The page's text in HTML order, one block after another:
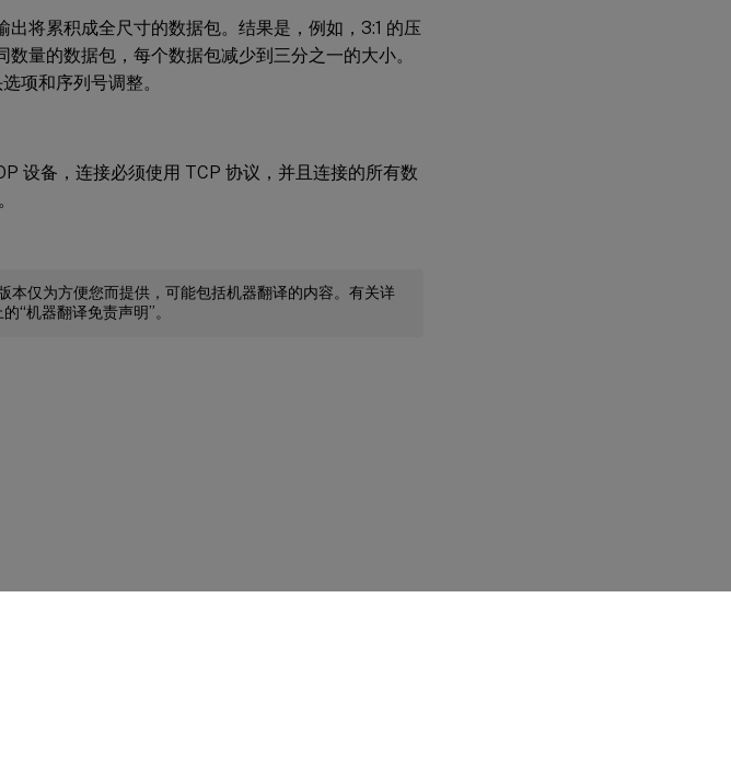
将累积成全尺寸的数据包。结果是，例如，3:1 的压
量的数据包，每个数据包减少到三分之一的大小。
项和序列号调整。
设备，连接必须使用 TCP 协议，并且连接的所有数
本仅为方便您而提供，可能包括机器翻译的内容。有关详
的“机器翻译免责声明”。